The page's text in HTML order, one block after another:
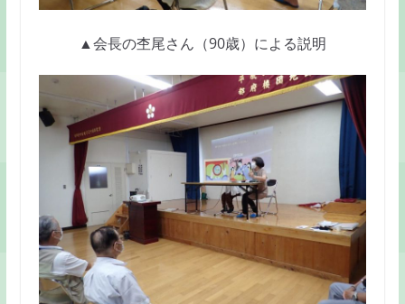
▲会長の杢尾さん（90歳）による説明